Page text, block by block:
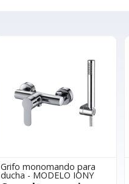
Grifo monomando para
ducha - MODELO IONY